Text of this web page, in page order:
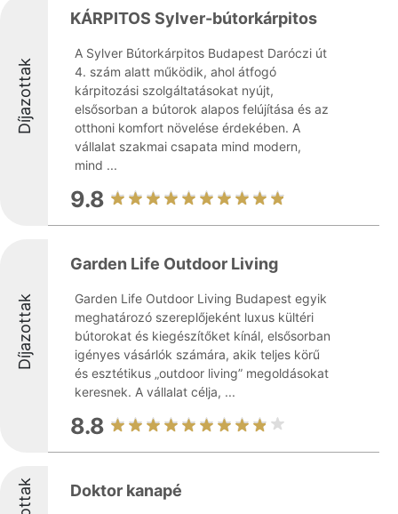
Díjazottak
KÁRPITOS Sylver-bútorkárpitos
A Sylver Bútorkárpitos Budapest Daróczi út
4. szám alatt működik, ahol átfogó
kárpitozási szolgáltatásokat nyújt,
elsősorban a bútorok alapos felújítása és az
otthoni komfort növelése érdekében. A
vállalat szakmai csapata mind modern,
mind ...
9.8
Díjazottak
Garden Life Outdoor Living
Garden Life Outdoor Living Budapest egyik
meghatározó szereplőjeként luxus kültéri
bútorokat és kiegészítőket kínál, elsősorban
igényes vásárlók számára, akik teljes körű
és esztétikus „outdoor living” megoldásokat
keresnek. A vállalat célja, ...
8.8
Doktor kanapé